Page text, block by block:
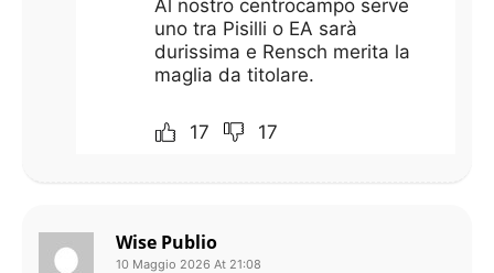
Al nostro centrocampo serve
uno tra Pisilli o EA sarà
durissima e Rensch merita la
maglia da titolare.
17 17
Wise Publio
10 Maggio 2026 At 21:08